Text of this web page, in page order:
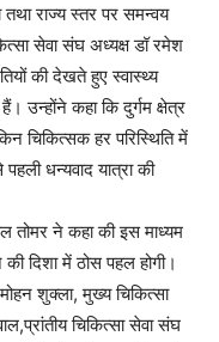
तथा राज्य स्तर पर समन्वय
सेवा संघ अध्यक्ष डॉ रमेश
की देखते हुए स्वास्थ्य
उन्होंने कहा कि दुर्गम क्षेत्र
चिकित्सक हर परिस्थिति में
धन्यवाद यात्रा की
तोमर ने कहा की इस माध्यम
दिशा में ठोस पहल होगी।
शुक्ला, मुख्य चिकित्सा
चिकित्सा सेवा संघ